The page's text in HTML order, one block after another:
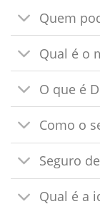
Quem
Qual é o
O que é
Como o
Seguro
Qual é a